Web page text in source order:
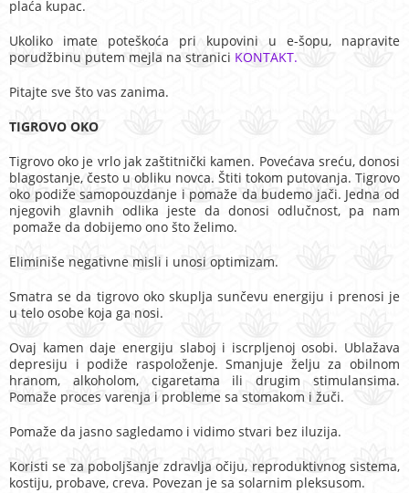
plaća kupac.
Ukoliko imate poteškoća pri kupovini u e-šopu, napravite
porudžbinu putem mejla na stranici KONTAKT.
Pitajte sve što vas zanima.
TIGROVO OKO
Tigrovo oko je vrlo jak zaštitnički kamen. Povećava sreću, donosi
blagostanje, često u obliku novca. Štiti tokom putovanja. Tigrovo
oko podiže samopouzdanje i pomaže da budemo jači. Jedna od
njegovih glavnih odlika jeste da donosi odlučnost, pa nam
pomaže da dobijemo ono što želimo.
Eliminiše negativne misli i unosi optimizam.
Smatra se da tigrovo oko skuplja sunčevu energiju i prenosi je
u telo osobe koja ga nosi.
Ovaj kamen daje energiju slaboj i iscrpljenoj osobi. Ublažava
depresiju i podiže raspoloženje. Smanjuje želju za obilnom
hranom, alkoholom, cigaretama ili drugim stimulansima.
Pomaže proces varenja i probleme sa stomakom i žuči.
Pomaže da jasno sagledamo i vidimo stvari bez iluzija.
Koristi se za poboljšanje zdravlja očiju, reproduktivnog sistema,
kostiju, probave, creva. Povezan je sa solarnim pleksusom.